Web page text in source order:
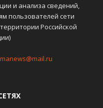
и анализа сведений,
пользователей сети
Российской